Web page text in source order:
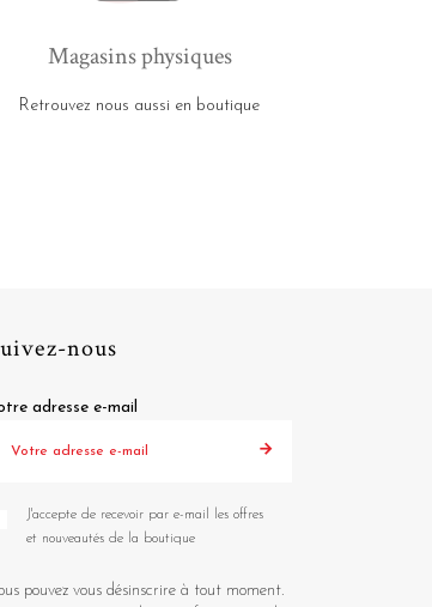
Magasins physiques
Retrouvez nous aussi en boutique
nous
adresse e-mail
J'accepte de recevoir par e-mail les offres
et nouveautés de la boutique
pouvez vous désinscrire à tout moment.